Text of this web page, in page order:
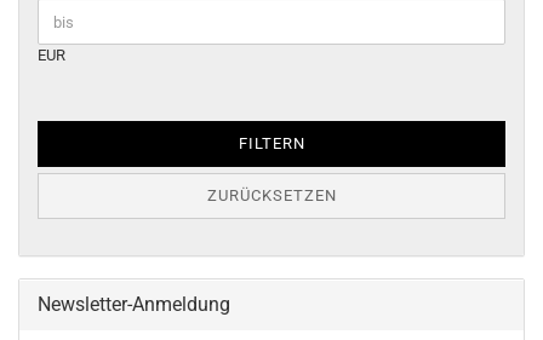
EUR
FILTERN
ZURÜCKSETZEN
Newsletter-Anmeldung